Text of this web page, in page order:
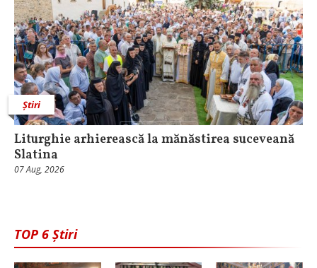
Știri
Liturghie arhierească la mănăstirea suceveană
Slatina
07 Aug, 2026
TOP 6 Știri